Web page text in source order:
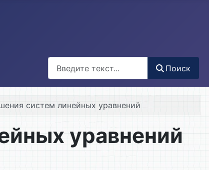
Поиск
систем линейных уравнений
уравнений